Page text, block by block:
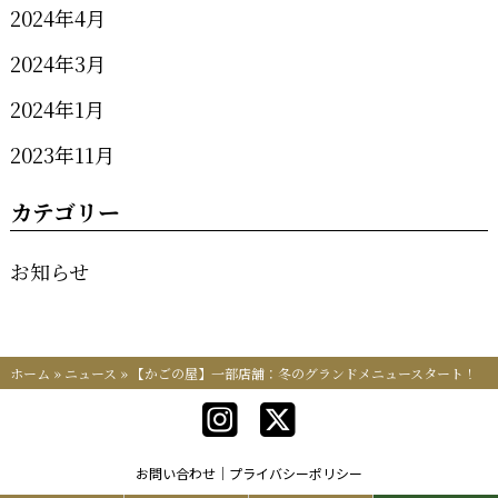
2024年4月
2024年3月
2024年1月
2023年11月
カテゴリー
お知らせ
ホーム » ニュース » 【かごの屋】一部店舗：冬のグランドメニュースタート！
お問い合わせ プライバシーポリシー